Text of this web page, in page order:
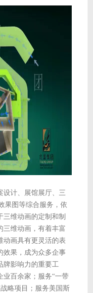
设计、展馆展厅、三
果图等综合服务，依
三维动画的定制和制
三维动画，有着丰富
动画具有更灵活的表
效果，成为众多企事
牌影响力的重要工
百余家；服务“一带
略项目；服务美国斯